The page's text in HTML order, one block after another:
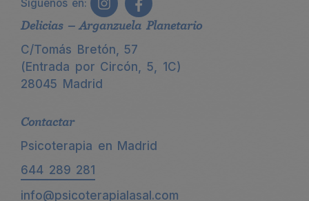
Síguenos en:
Delicias – Arganzuela Planetario
C/Tomás Bretón, 57
(Entrada por Circón, 5, 1C)
28045 Madrid
Contactar
Psicoterapia en Madrid
644 289 281
info@psicoterapialasal.com